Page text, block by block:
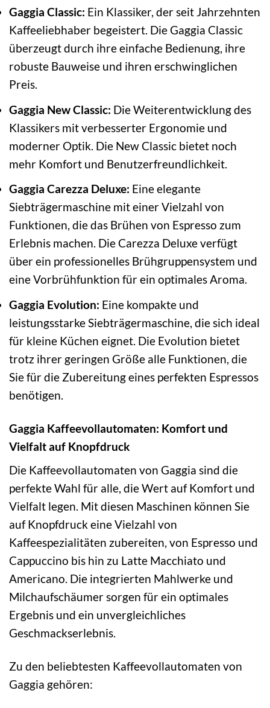
Gaggia Classic: Ein Klassiker, der seit Jahrzehnten
Kaffeeliebhaber begeistert. Die Gaggia Classic
überzeugt durch ihre einfache Bedienung, ihre
robuste Bauweise und ihren erschwinglichen
Preis.
Gaggia New Classic: Die Weiterentwicklung des
Klassikers mit verbesserter Ergonomie und
moderner Optik. Die New Classic bietet noch
mehr Komfort und Benutzerfreundlichkeit.
Gaggia Carezza Deluxe: Eine elegante
Siebträgermaschine mit einer Vielzahl von
Funktionen, die das Brühen von Espresso zum
Erlebnis machen. Die Carezza Deluxe verfügt
über ein professionelles Brühgruppensystem und
eine Vorbrühfunktion für ein optimales Aroma.
Gaggia Evolution: Eine kompakte und
leistungsstarke Siebträgermaschine, die sich ideal
für kleine Küchen eignet. Die Evolution bietet
trotz ihrer geringen Größe alle Funktionen, die
Sie für die Zubereitung eines perfekten Espressos
benötigen.
Gaggia Kaffeevollautomaten: Komfort und
Vielfalt auf Knopfdruck
Die Kaffeevollautomaten von Gaggia sind die
perfekte Wahl für alle, die Wert auf Komfort und
Vielfalt legen. Mit diesen Maschinen können Sie
auf Knopfdruck eine Vielzahl von
Kaffeespezialitäten zubereiten, von Espresso und
Cappuccino bis hin zu Latte Macchiato und
Americano. Die integrierten Mahlwerke und
Milchaufschäumer sorgen für ein optimales
Ergebnis und ein unvergleichliches
Geschmackserlebnis.
Zu den beliebtesten Kaffeevollautomaten von
Gaggia gehören: